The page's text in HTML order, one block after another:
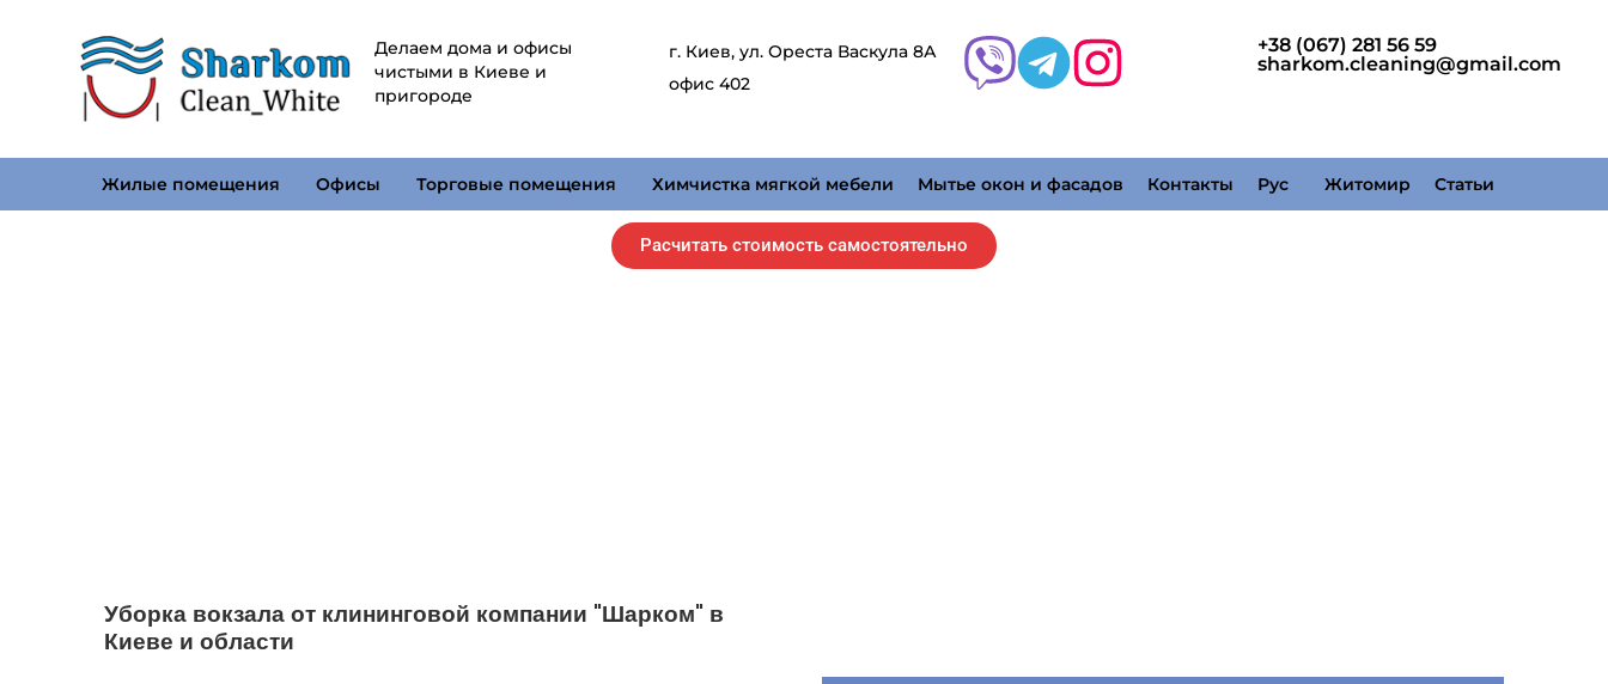
Делаем дома и офисы
чистыми в Киеве и
пригороде
г. Киев, ул. Ореста Васкула 8А
офис 402
+38 (067) 281 56 59
sharkom.cleaning@gmail.com
Жилые помещения Офисы Торговые помещения Химчистка мягкой мебели Мытье окон и фасадов Контакты Рус Житомир Статьи
Расчитать стоимость самостоятельно
Уборка вокзала от клининговой компании "Шарком" в
Киеве и области